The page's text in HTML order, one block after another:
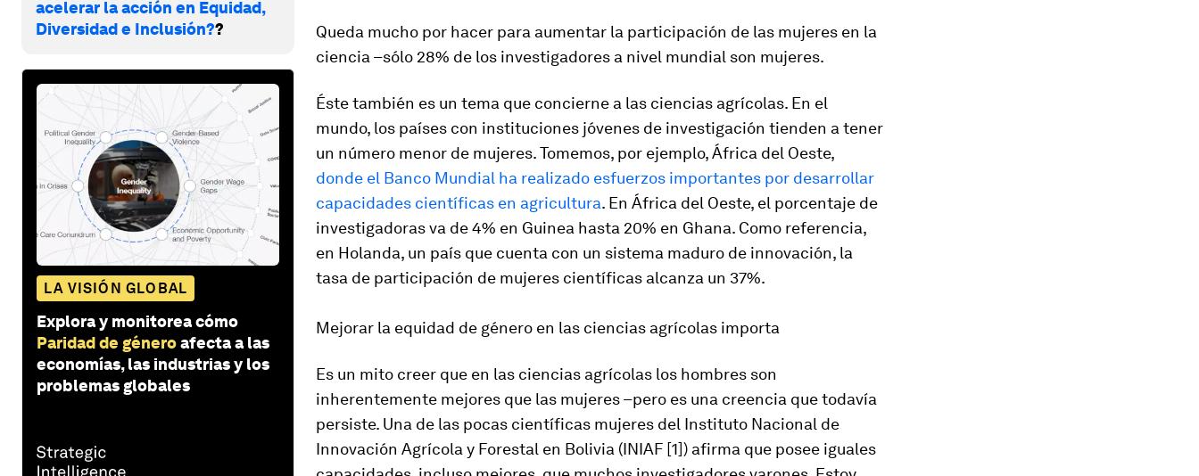
acelerar la acción en Equidad,
Diversidad e Inclusión??
LA VISIÓN GLOBAL
Explora y monitorea cómo
Paridad de géneroafecta a las
economías, las industrias y los
problemas globales
Queda mucho por hacer para aumentar la participación de las mujeres en la
ciencia –sólo 28% de los investigadores a nivel mundial son mujeres.
Éste también es un tema que concierne a las ciencias agrícolas. En el
mundo, los países con instituciones jóvenes de investigación tienden a tener
un número menor de mujeres. Tomemos, por ejemplo, África del Oeste,
donde el Banco Mundial ha realizado esfuerzos importantes por desarrollar
capacidades científicas en agricultura. En África del Oeste, el porcentaje de
investigadoras va de 4% en Guinea hasta 20% en Ghana. Como referencia,
en Holanda, un país que cuenta con un sistema maduro de innovación, la
tasa de participación de mujeres científicas alcanza un 37%.
Mejorar la equidad de género en las ciencias agrícolas importa
Es un mito creer que en las ciencias agrícolas los hombres son
inherentemente mejores que las mujeres –pero es una creencia que todavía
persiste. Una de las pocas científicas mujeres del Instituto Nacional de
Innovación Agrícola y Forestal en Bolivia (INIAF [1]) afirma que posee iguales